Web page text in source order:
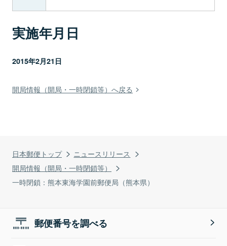
日本郵便トップ
ニュースリリース
開局情報（開局・一時閉鎖等）
一時閉鎖：熊本東海学園前郵便局（熊本県）
実施年月日
2015年2月21日
開局情報（開局・一時閉鎖等）へ戻る
郵便番号を調べる